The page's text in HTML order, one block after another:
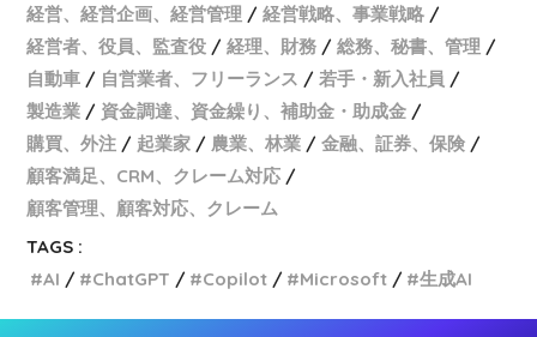
経営、経営企画、経営管理
経営戦略、事業戦略
経営者、役員、監査役
経理、財務
総務、秘書、管理
自動車
自営業者、フリーランス
若手・新入社員
製造業
資金調達、資金繰り、補助金・助成金
購買、外注
起業家 農業、林業
金融、証券、保険
顧客満足、CRM、クレーム対応
顧客管理、顧客対応、クレーム
TAGS :
AI
ChatGPT Copilot Microsoft 生成AI